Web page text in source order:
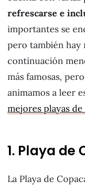
refrescarse e
importantes se
pero también hay
continuación
más famosas,
animamos a leer
mejores playas de
1. Playa de
La Playa de